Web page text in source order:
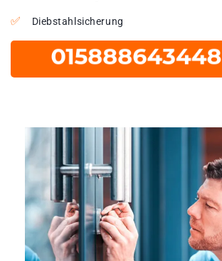
Diebstahlsicherung